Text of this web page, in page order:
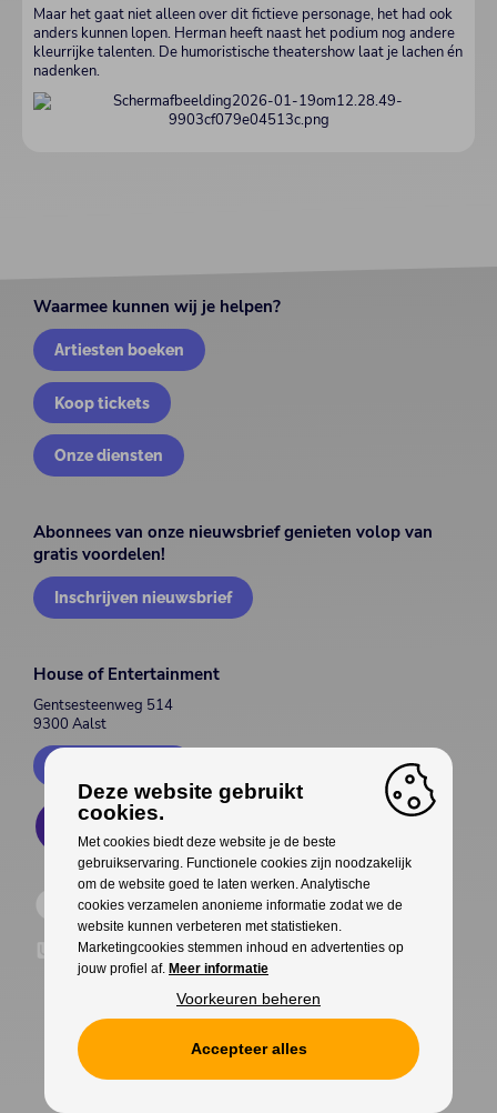
Maar het gaat niet alleen over dit fictieve personage, het had ook
anders kunnen lopen. Herman heeft naast het podium nog andere
kleurrijke talenten. De humoristische theatershow laat je lachen én
nadenken.
Waarmee kunnen wij je helpen?
Artiesten boeken
Koop tickets
Onze diensten
Abonnees van onze nieuwsbrief genieten volop van
gratis voordelen!
Inschrijven nieuwsbrief
House of Entertainment
Gentsesteenweg 514
9300 Aalst
Cookies Privacy
Deze website gebruikt
cookies.
Met cookies biedt deze website je de beste
gebruikservaring. Functionele cookies zijn noodzakelijk
om de website goed te laten werken. Analytische
cookies verzamelen anonieme informatie zodat we de
website kunnen verbeteren met statistieken.
Marketingcookies stemmen inhoud en advertenties op
jouw profiel af. Meer informatie
Voorkeuren beheren
Accepteer alles